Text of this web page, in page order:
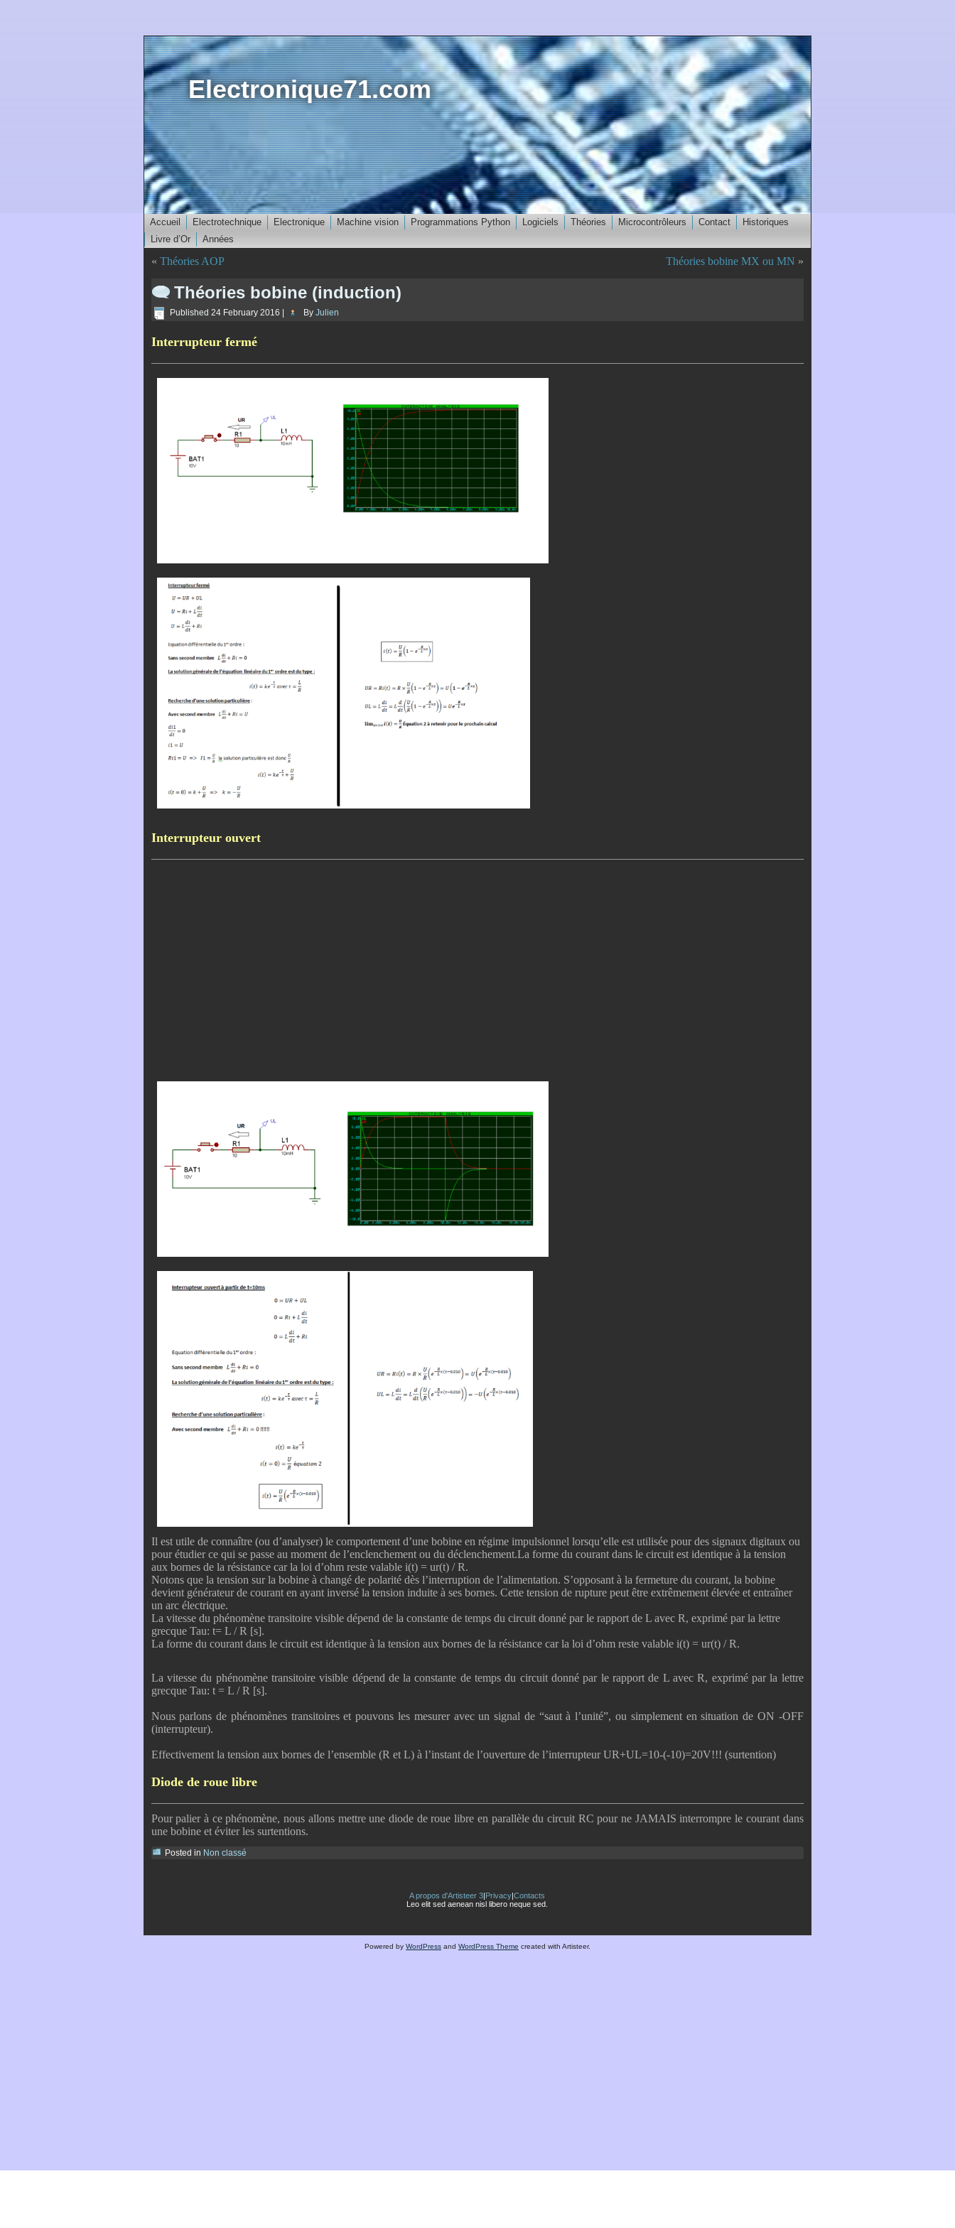
Electronique71.com
Accueil Electrotechnique Electronique Machine vision Programmations Python Logiciels Théories Microcontrôleurs Contact
Historiques
Livre d’Or
Années
« Théories AOP Théories bobine MX ou MN »
Théories bobine (induction)
Published 24 February 2016 By Julien
Interrupteur fermé
Interrupteur ouvert
Il est utile de connaître (ou d’analyser) le comportement d’une bobine en régime impulsionnel lorsqu’elle est utilisée pour des signaux digitaux ou
pour étudier ce qui se passe au moment de l’enclenchement ou du déclenchement.La forme du courant dans le circuit est identique à la tension
aux bornes de la résistance car la loi d’ohm reste valable i(t) = ur(t) / R.
Notons que la tension sur la bobine à changé de polarité dès l’interruption de l’alimentation. S’opposant à la fermeture du courant, la bobine
devient générateur de courant en ayant inversé la tension induite à ses bornes. Cette tension de rupture peut être extrêmement élevée et entraîner
un arc électrique.
La vitesse du phénomène transitoire visible dépend de la constante de temps du circuit donné par le rapport de L avec R, exprimé par la lettre
grecque Tau: t= L / R [s].
La forme du courant dans le circuit est identique à la tension aux bornes de la résistance car la loi d’ohm reste valable i(t) = ur(t) / R.
La vitesse du phénomène transitoire visible dépend de la constante de temps du circuit donné par le rapport de L avec R, exprimé par la lettre
grecque Tau: t = L / R [s].
Nous parlons de phénomènes transitoires et pouvons les mesurer avec un signal de “saut à l’unité”, ou simplement en situation de ON -OFF
(interrupteur).
Effectivement la tension aux bornes de l’ensemble (R et L) à l’instant de l’ouverture de l’interrupteur UR+UL=10-(-10)=20V!!! (surtention)
Diode de roue libre
Pour palier à ce phénomène, nous allons mettre une diode de roue libre en parallèle du circuit RC pour ne JAMAIS interrompre le courant dans
une bobine et éviter les surtentions.
Posted in Non classé
A propos d'Artisteer 3|Privacy|Contacts
Leo elit sed aenean nisl libero neque sed.
Powered by WordPress and WordPress Theme created with Artisteer.